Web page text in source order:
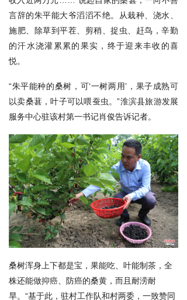
言辞的朱平能大爷滔滔不绝。从栽种、浇水、
施肥、除草到平茬、剪稍、捉虫、赶鸟，辛勤
的汗水浇灌累累的果实，终于迎来丰收的喜
悦。
“朱平能种的桑树，可‘一树两用’，果子成熟可
以卖桑葚，叶子可以喂蚕虫。”淮滨县旅游发展
服务中心驻该村第一书记肖俊告诉记者。
桑树浑身上下都是宝，果能吃、叶能制茶，全
株还能做抑癌、防癌的桑黄，而且耐涝耐
旱。“基于此，驻村工作队和村两委，一致赞同